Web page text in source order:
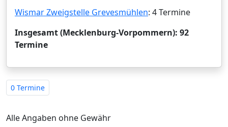
Wismar Zweigstelle Grevesmühlen: 4 Termine
Insgesamt (Mecklenburg-Vorpommern): 92
Termine
0 Termine
Alle Angaben ohne Gewähr